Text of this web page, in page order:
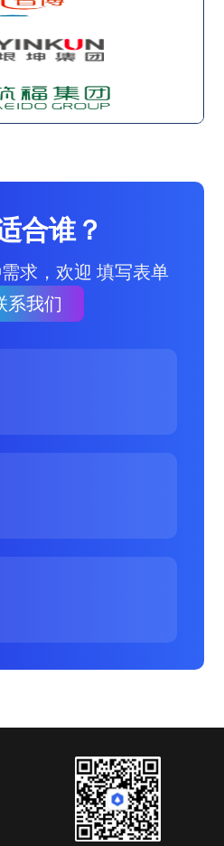
合谁？
求，欢迎 填写表单
系我们